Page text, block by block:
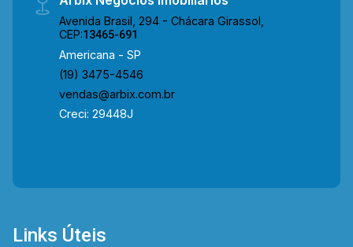
Avenida Brasil, 294 - Chácara Girassol,
CEP:13465-691
Americana - SP
(19) 3475-4546
vendas@arbix.com.br
Creci: 29448J
Links Úteis